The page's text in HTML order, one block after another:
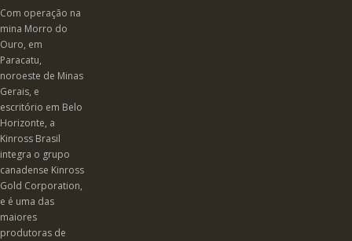
Com operação na
mina Morro do
Ouro, em
Paracatu,
noroeste de Minas
Gerais, e
escritório em Belo
Horizonte, a
Kinross Brasil
integra o grupo
canadense Kinross
Gold Corporation,
e é uma das
maiores
produtoras de